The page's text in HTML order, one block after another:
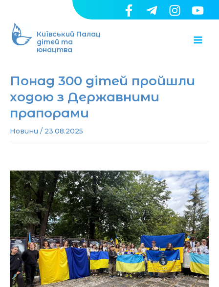
вмісту
Київський Палац
дітей та
юнацтва
Понад 300 дітей пройшли
ходою з Державними
прапорами
Новини / 23.08.2025